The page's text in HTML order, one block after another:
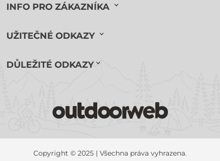
INFO PRO ZÁKAZNÍKA
UŽITEČNÉ ODKAZY
DŮLEŽITÉ ODKAZY
Copyright © 2025 | Všechna práva vyhrazena.